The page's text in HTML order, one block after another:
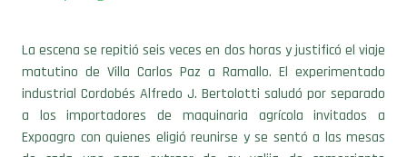
matutino de Villa Carlos Paz a Ramallo. El experimentado
industrial Cordobés Alfredo J. Bertolotti saludó por separado
a los importadores de maquinaria agrícola invitados a
Expoagro con quienes eligió reunirse y se sentó a las mesas
de cada uno para extraer de su valija de comerciante
itinerante una boquilla de pulverizadora del tamaño de una